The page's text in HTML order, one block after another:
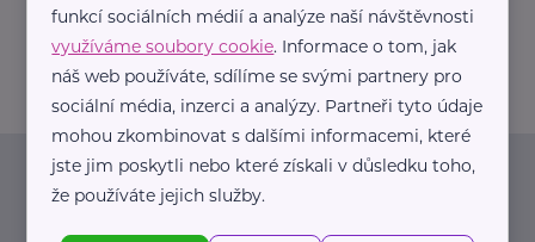
info@zdravotnicke-potreby.cz
Newsletter
funkcí sociálních médií a analýze naší návštěvnosti
využíváme soubory cookie. Informace o tom, jak
náš web používáte, sdílíme se svými partnery pro
sociální média, inzerci a analýzy. Partneři tyto údaje
mohou zkombinovat s dalšími informacemi, které
jste jim poskytli nebo které získali v důsledku toho,
že používáte jejich služby.